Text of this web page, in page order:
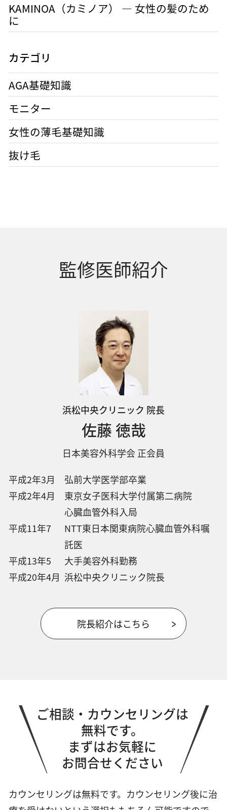
KAMINOA（カミノア） ― 女性の髪のため
に
カテゴリ
AGA基礎知識
モニター
女性の薄毛基礎知識
抜け毛
監修医師紹介
浜松中央クリニック 院長
佐藤 徳哉
日本美容外科学会 正会員
平成2年3月
弘前大学医学部卒業
平成2年4月
東京女子医科大学付属第二病院
心臓血管外科入局
平成11年7
NTT東日本関東病院心臓血管外科嘱
託医
平成13年5
大手美容外科勤務
平成20年4月 浜松中央クリニック院長
院長紹介はこちら
ご相談・カウンセリングは
無料です。
まずはお気軽に
お問合せください
カウンセリングは無料です。カウンセリング後に治